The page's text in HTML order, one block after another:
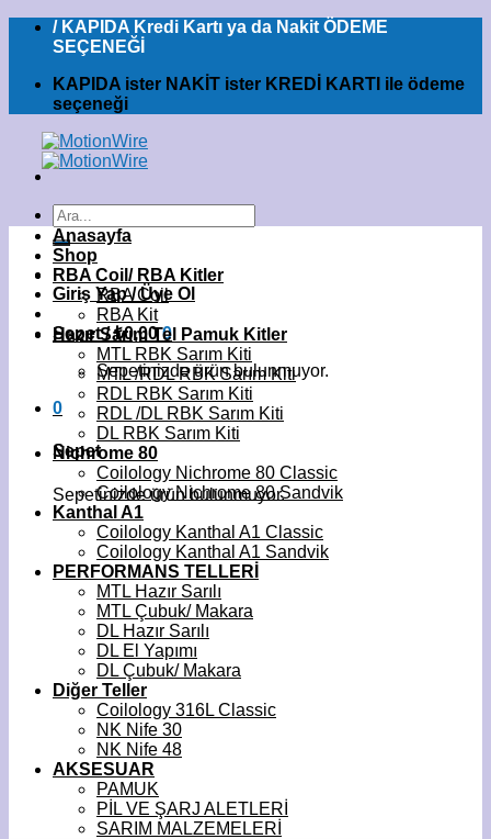
İçeriğe/ KAPIDA Kredi Kartı ya da Nakit ÖDEME
SEÇENEĞİ
KAPIDA ister NAKİT ister KREDİ KARTI ile ödeme
seçeneği
Ara:
Giriş Yap / Üye Ol
Sepet /₺0,00 0
Sepetinizde ürün bulunmuyor.
0
Sepet
Sepetinizde ürün bulunmuyor.
Anasayfa
Shop
RBA Coil/ RBA Kitler
RBA Coil
RBA Kit
Hazır Sarım Tel Pamuk Kitler
MTL RBK Sarım Kiti
MTL /RDL RBK Sarım Kiti
RDL RBK Sarım Kiti
RDL /DL RBK Sarım Kiti
DL RBK Sarım Kiti
Nichrome 80
Coilology Nichrome 80 Classic
Coilology Nichrome 80 Sandvik
Kanthal A1
Coilology Kanthal A1 Classic
Coilology Kanthal A1 Sandvik
PERFORMANS TELLERİ
MTL Hazır Sarılı
MTL Çubuk/ Makara
DL Hazır Sarılı
DL El Yapımı
DL Çubuk/ Makara
Diğer Teller
Coilology 316L Classic
NK Nife 30
NK Nife 48
AKSESUAR
PAMUK
PİL VE ŞARJ ALETLERİ
SARIM MALZEMELERİ